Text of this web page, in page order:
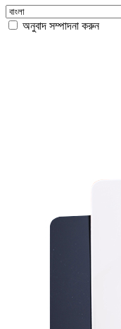
অনুবাদ সম্পাদনা করুন